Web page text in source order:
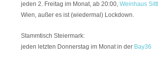
jeden 2. Freitag im Monat, ab 20:00, Weinhaus Sittl
Wien, außer es ist (wiedermal) Lockdown.
Stammtisch Steiermark:
jeden letzten Donnerstag im Monat in der Bay36